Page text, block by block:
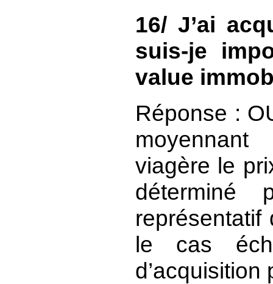
16/ J’ai
suis-je
value
Réponse :
viagère le
le cas